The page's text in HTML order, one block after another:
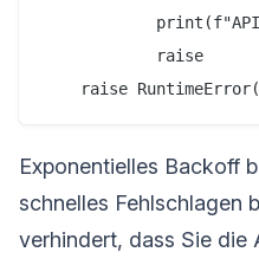
            raise
Exponentielles Backoff
schnelles Fehlschlagen
verhindert, dass Sie die